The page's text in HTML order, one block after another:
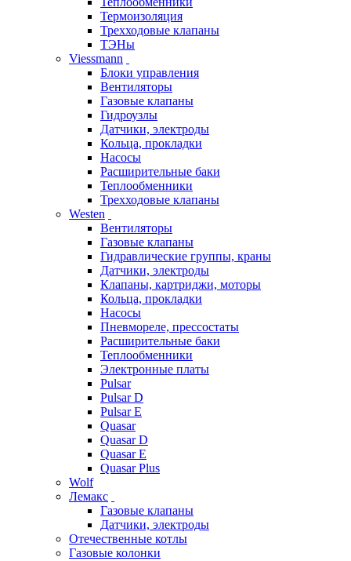
Термоизоляция
Трехходовые клапаны
ТЭНы
Viessmann
Блоки управления
Вентиляторы
Газовые клапаны
Гидроузлы
Датчики, электроды
Кольца, прокладки
Насосы
Расширительные баки
Теплообменники
Трехходовые клапаны
Westen
Вентиляторы
Газовые клапаны
Гидравлические группы, краны
Датчики, электроды
Клапаны, картриджи, моторы
Кольца, прокладки
Насосы
Пневмореле, прессостаты
Расширительные баки
Теплообменники
Электронные платы
Pulsar
Pulsar D
Pulsar E
Quasar
Quasar D
Quasar E
Quasar Plus
Wolf
Лемакс
Газовые клапаны
Датчики, электроды
Отечественные котлы
Газовые колонки